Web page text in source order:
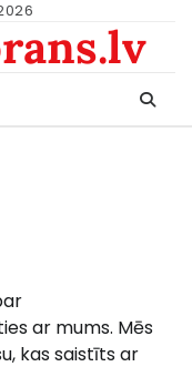
ar mums. Mēs
kas saistīts ar